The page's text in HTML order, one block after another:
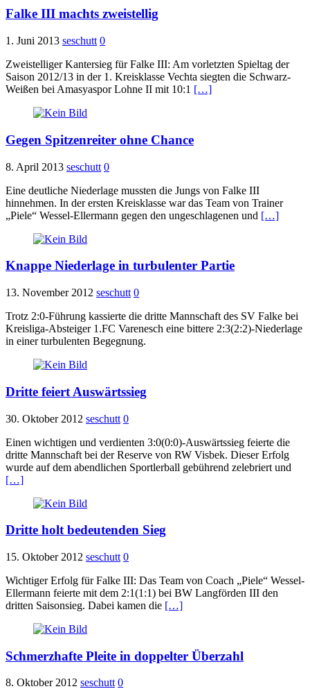
Falke III machts zweistellig
1. Juni 2013 seschutt 0
Zweistelliger Kantersieg für Falke III: Am vorletzten Spieltag der
Saison 2012/13 in der 1. Kreisklasse Vechta siegten die Schwarz-
Weißen bei Amasyaspor Lohne II mit 10:1 […]
Gegen Spitzenreiter ohne Chance
8. April 2013 seschutt 0
Eine deutliche Niederlage mussten die Jungs von Falke III
hinnehmen. In der ersten Kreisklasse war das Team von Trainer
„Piele“ Wessel-Ellermann gegen den ungeschlagenen und […]
Knappe Niederlage in turbulenter Partie
13. November 2012 seschutt 0
Trotz 2:0-Führung kassierte die dritte Mannschaft des SV Falke bei
Kreisliga-Absteiger 1.FC Varenesch eine bittere 2:3(2:2)-Niederlage
in einer turbulenten Begegnung.
Dritte feiert Auswärtssieg
30. Oktober 2012 seschutt 0
Einen wichtigen und verdienten 3:0(0:0)-Auswärtssieg feierte die
dritte Mannschaft bei der Reserve von RW Visbek. Dieser Erfolg
wurde auf dem abendlichen Sportlerball gebührend zelebriert und
[…]
Dritte holt bedeutenden Sieg
15. Oktober 2012 seschutt 0
Wichtiger Erfolg für Falke III: Das Team von Coach „Piele“ Wessel-
Ellermann feierte mit dem 2:1(1:1) bei BW Langförden III den
dritten Saisonsieg. Dabei kamen die […]
Schmerzhafte Pleite in doppelter Überzahl
8. Oktober 2012 seschutt 0